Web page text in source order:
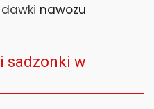
nawozu
sadzonki w